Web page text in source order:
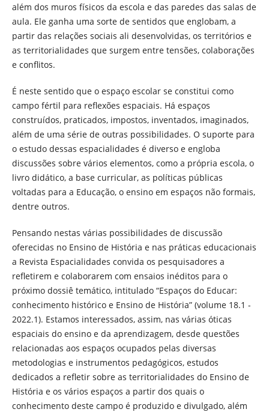
além dos muros físicos da escola e das paredes das salas de
aula. Ele ganha uma sorte de sentidos que englobam, a
partir das relações sociais ali desenvolvidas, os territórios e
as territorialidades que surgem entre tensões, colaborações
e conflitos.
É neste sentido que o espaço escolar se constitui como
campo fértil para reflexões espaciais. Há espaços
construídos, praticados, impostos, inventados, imaginados,
além de uma série de outras possibilidades. O suporte para
o estudo dessas espacialidades é diverso e engloba
discussões sobre vários elementos, como a própria escola, o
livro didático, a base curricular, as políticas públicas
voltadas para a Educação, o ensino em espaços não formais,
dentre outros.
Pensando nestas várias possibilidades de discussão
oferecidas no Ensino de História e nas práticas educacionais
a Revista Espacialidades convida os pesquisadores a
refletirem e colaborarem com ensaios inéditos para o
próximo dossiê temático, intitulado “Espaços do Educar:
conhecimento histórico e Ensino de História” (volume 18.1 -
2022.1). Estamos interessados, assim, nas várias óticas
espaciais do ensino e da aprendizagem, desde questões
relacionadas aos espaços ocupados pelas diversas
metodologias e instrumentos pedagógicos, estudos
dedicados a refletir sobre as territorialidades do Ensino de
História e os vários espaços a partir dos quais o
conhecimento deste campo é produzido e divulgado, além